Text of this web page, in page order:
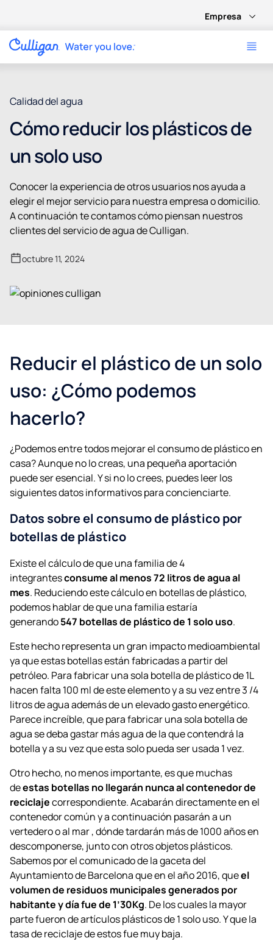
Empresa
Calidad del agua
Cómo reducir los plásticos de
un solo uso
Conocer la experiencia de otros usuarios nos ayuda a
elegir el mejor servicio para nuestra empresa o domicilio.
A continuación te contamos cómo piensan nuestros
clientes del servicio de agua de Culligan.
octubre 11, 2024
Reducir el plástico de un solo
uso: ¿Cómo podemos
hacerlo?
¿Podemos entre todos mejorar el consumo de plástico en
casa? Aunque no lo creas, una pequeña aportación
puede ser esencial. Y si no lo crees, puedes leer los
siguientes datos informativos para concienciarte.
Datos sobre el consumo de plástico por
botellas de plástico
Existe el cálculo de que una familia de 4
integrantesconsume al menos 72 litros de agua al
mes. Reduciendo este cálculo en botellas de plástico,
podemos hablar de que una familia estaría
generando547 botellas de plástico de 1 solo uso.
Este hecho representa un gran impacto medioambiental
ya que estas botellas están fabricadas a partir del
petróleo. Para fabricar una sola botella de plástico de 1L
hacen falta 100 ml de este elemento y a su vez entre 3 /4
litros de agua además de un elevado gasto energético.
Parece increíble, que para fabricar una sola botella de
agua se deba gastar más agua de la que contendrá la
botella y a su vez que esta solo pueda ser usada 1 vez.
Otro hecho, no menos importante, es que muchas
deestas botellas no llegarán nunca al contenedor de
reciclajecorrespondiente. Acabarán directamente en el
contenedor común y a continuación pasarán a un
vertedero o al mar , dónde tardarán más de 1000 años en
descomponerse, junto con otros objetos plásticos.
Sabemos por el comunicado de la gaceta del
Ayuntamiento de Barcelona que ​en el año 2016, queel
volumen de residuos municipales generados por
habitante y día fue de 1’30Kg. De los cuales la mayor
parte fueron de artículos plásticos de 1 solo uso. Y que la
tasa de reciclaje de estos fue muy baja.